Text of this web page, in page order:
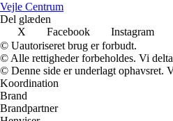
Vejle Centrum
Del glæden
X
Facebook Instagram
© Uautoriseret brug er forbudt.
© Alle rettigheder forbeholdes. Vi
© Denne side er underlagt ophavsret.
Koordination
Brand
Brandpartner